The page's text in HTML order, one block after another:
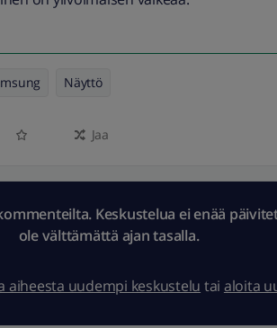
Näyttö
Jaa
Keskustelua ei enää
ole välttämättä ajan tasalla.
aiheesta uudempi keskustelu tai aloita